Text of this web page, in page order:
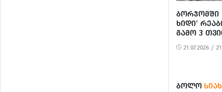
ᲑᲝᲠᲯᲝᲛᲨᲘ
ᲮᲘᲓᲘ’
ᲒᲐᲛᲝ 3
21.07.2026 /
ᲑᲝᲚᲝ